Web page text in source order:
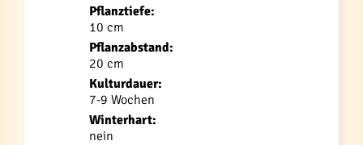
Pflanztiefe:
10 cm
Pflanzabstand:
20 cm
Kulturdauer:
7-9 Wochen
Winterhart:
nein